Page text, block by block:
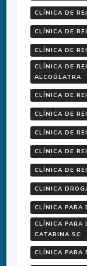
CLÍNICA DE
CLÍNICA DE
CLÍNICA DE
CLÍNICA DE
ALCOÓLATRA
CLÍNICA DE
CLÍNICA DE
CLÍNICA DE
CLÍNICA DE
CLÍNICA DE
CLINICA
CLÍNICA PARA
CLÍNICA PARA
CATARINA SC
CLÍNICA PARA